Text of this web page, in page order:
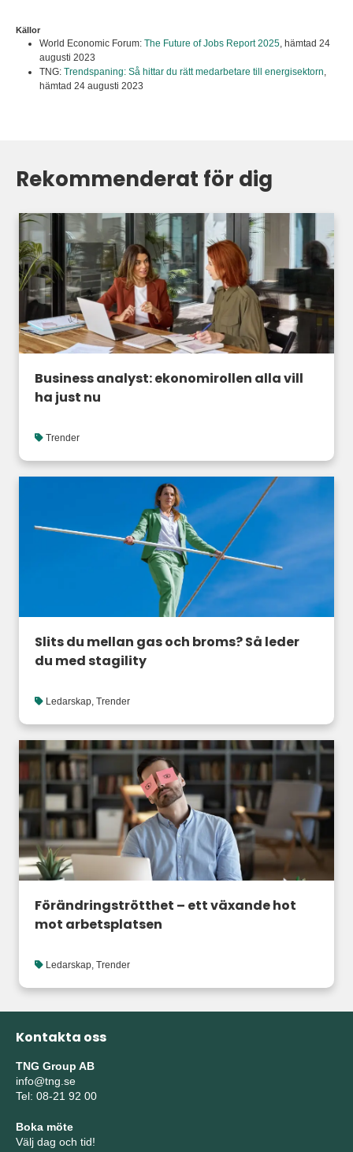
Källor
World Economic Forum: The Future of Jobs Report 2025, hämtad 24
augusti 2023
TNG: Trendspaning: Så hittar du rätt medarbetare till energisektorn,
hämtad 24 augusti 2023
Rekommenderat för dig
Business analyst: ekonomirollen alla vill
ha just nu
Trender
Slits du mellan gas och broms? Så leder
du med stagility
Ledarskap, Trender
Förändringströtthet – ett växande hot
mot arbetsplatsen
Ledarskap, Trender
Kontakta oss
TNG Group AB
info@tng.se
Tel: 08-21 92 00
Boka möte
Välj dag och tid!